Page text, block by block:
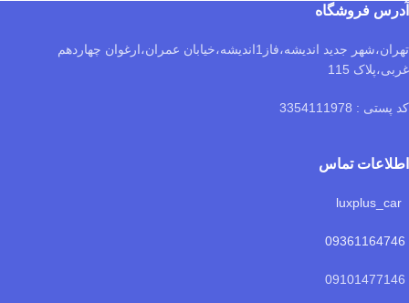
آدرس فروشگاه
تهران،شهر جدید اندیشه،فاز1اندیشه،خیابان عمران،ارغوان چهاردهم
غربی،پلاک 115
کد پستی : 3354111978
اطلاعات تماس
09361164746